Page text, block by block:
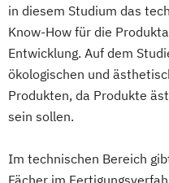
Nachhaltige
Kreislaufwirtschaft
Personal
Polizeiliche
Produktmarketing
Lehrende des
in diesem Studium das
Know-How für die
Entwicklung. Auf dem
ökologischen und
Produkten, da Produkte
sein sollen.
Im technischen Bereich